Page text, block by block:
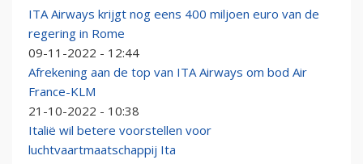
ITA Airways krijgt nog eens 400 miljoen euro van de
regering in Rome
09-11-2022 - 12:44
Afrekening aan de top van ITA Airways om bod Air
France-KLM
21-10-2022 - 10:38
Italië wil betere voorstellen voor
luchtvaartmaatschappij Ita